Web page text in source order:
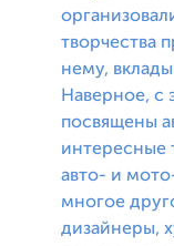
творчества
нему,
Наверное, с
посвящены
интересные
авто- и
многое
дизайнеры,